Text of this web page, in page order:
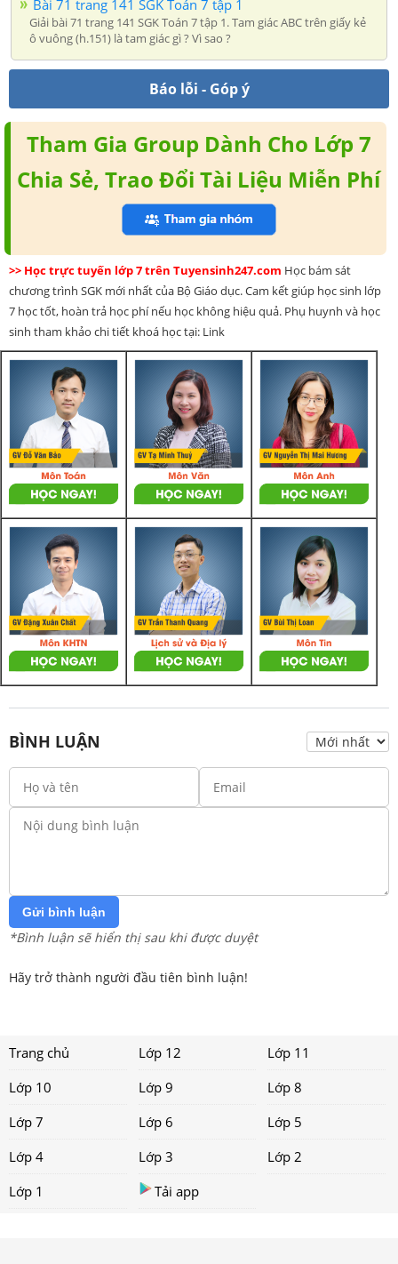
Bài 71 trang 141 SGK Toán 7 tập 1
Giải bài 71 trang 141 SGK Toán 7 tập 1. Tam giác ABC trên giấy kẻ
ô vuông (h.151) là tam giác gì ? Vì sao ?
Báo lỗi - Góp ý
Tham Gia Group Dành Cho Lớp 7
Chia Sẻ, Trao Đổi Tài Liệu Miễn Phí
>> Học trực tuyến lớp 7 trên Tuyensinh247.com Học bám sát
chương trình SGK mới nhất của Bộ Giáo dục. Cam kết giúp học sinh lớp
7 học tốt, hoàn trả học phí nếu học không hiệu quả. Phụ huynh và học
sinh tham khảo chi tiết khoá học tại: Link
BÌNH LUẬN
Gửi bình luận
*Bình luận sẽ hiển thị sau khi được duyệt
Hãy trở thành người đầu tiên bình luận!
Trang chủ Lớp 12
Lớp 11
Lớp 10
Lớp 9
Lớp 8
Lớp 7
Lớp 6
Lớp 5
Lớp 4
Lớp 3
Lớp 2
Lớp 1
Tải app